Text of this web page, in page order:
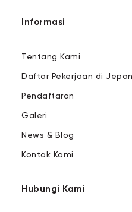
Informasi
Tentang Kami
Daftar Pekerjaan di
Pendaftaran
Galeri
News & Blog
Kontak Kami
Hubungi Kami